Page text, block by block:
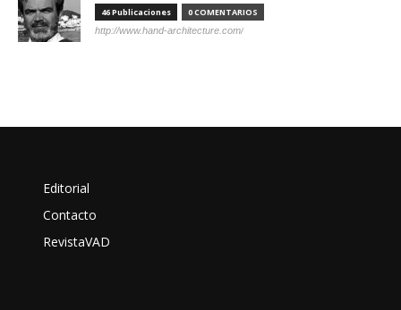
46 Publicaciones 0 COMENTARIOS
http://www.hand-architecture.com/
Editorial
Contacto
RevistaVAD